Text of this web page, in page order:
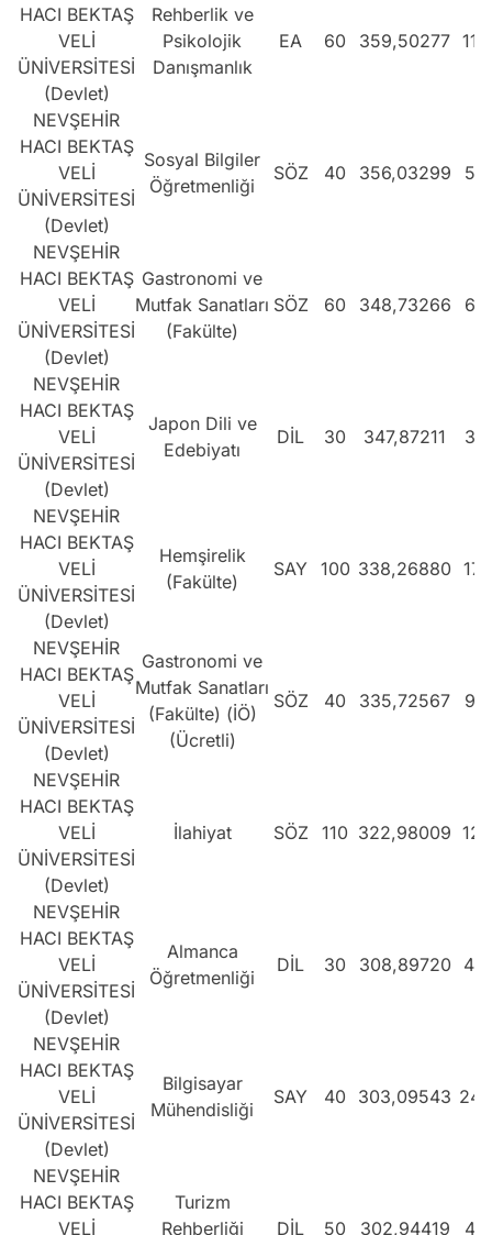
HACI BEKTAŞ
VELİ
ÜNİVERSİTESİ
(Devlet)
Rehberlik ve
Psikolojik
Danışmanlık
EA 60 359,50277
NEVŞEHİR
HACI BEKTAŞ
VELİ
ÜNİVERSİTESİ
(Devlet)
Sosyal Bilgiler
Öğretmenliği
SÖZ 40 356,03299
NEVŞEHİR
HACI BEKTAŞ
VELİ
ÜNİVERSİTESİ
(Devlet)
Gastronomi ve
Mutfak Sanatları
(Fakülte)
SÖZ 60 348,73266
NEVŞEHİR
HACI BEKTAŞ
VELİ
ÜNİVERSİTESİ
(Devlet)
Japon Dili ve
Edebiyatı
DİL 30 347,87211
NEVŞEHİR
HACI BEKTAŞ
VELİ
ÜNİVERSİTESİ
(Devlet)
Hemşirelik
(Fakülte)
SAY 100 338,26880
NEVŞEHİR
HACI BEKTAŞ
VELİ
ÜNİVERSİTESİ
(Devlet)
Gastronomi ve
Mutfak Sanatları
(Fakülte) (İÖ)
(Ücretli)
SÖZ 40 335,72567
NEVŞEHİR
HACI BEKTAŞ
VELİ
ÜNİVERSİTESİ
(Devlet)
İlahiyat SÖZ 110 322,98009
NEVŞEHİR
HACI BEKTAŞ
VELİ
ÜNİVERSİTESİ
(Devlet)
Almanca
Öğretmenliği
DİL 30 308,89720
NEVŞEHİR
HACI BEKTAŞ
VELİ
ÜNİVERSİTESİ
(Devlet)
Bilgisayar
Mühendisliği
SAY 40 303,09543
NEVŞEHİR
HACI BEKTAŞ
VELİ
Turizm
Rehberliği
DİL 50 302,94419